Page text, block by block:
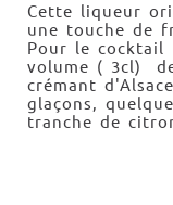
Cette liqueur
une touche de
Pour le cocktail
volume ( 3cl)
crémant
glaçons,
tranche de